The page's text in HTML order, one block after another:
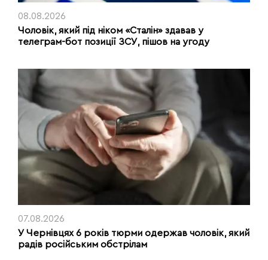
08.08.2026
Чоловік, який під ніком «Сталін» здавав у
телеграм-бот позиції ЗСУ, пішов на угоду
07.08.2026
У Чернівцях 6 років тюрми одержав чоловік, який
радів російським обстрілам